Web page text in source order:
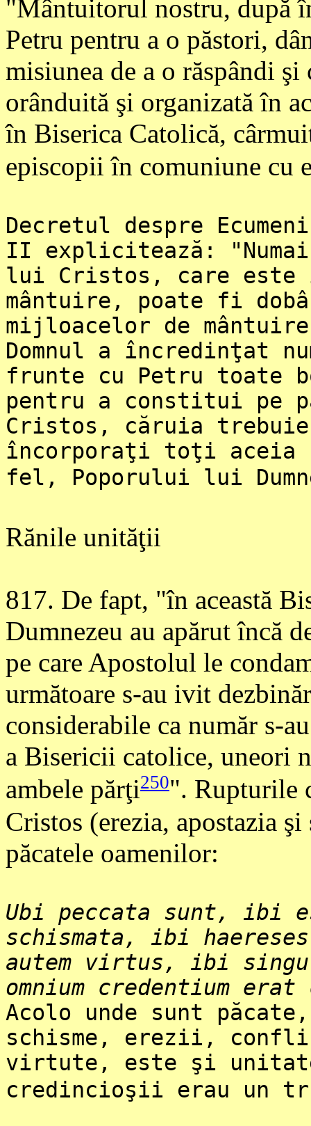
"Mântuitorul nostru, după
Petru pentru a o păstori,
misiunea de a o răspândi
orânduită şi organizată în
în Biserica Catolică,
episcopii în comuniune cu
Decretul despre
II explicitează:
lui Cristos, care este
mântuire, poate fi
mijloacelor de
Domnul a încredinţat
frunte cu Petru toate
pentru a constitui pe
Cristos, căruia
încorporaţi toţi aceia
fel, Poporului lui
Rănile unităţii
817. De fapt, "în această
Dumnezeu au apărut încă
pe care Apostolul le
următoare s-au ivit
considerabile ca număr s-
a Bisericii catolice, uneori
ambele părţi250". Rupturile
Cristos (erezia, apostazia şi
păcatele oamenilor:
Ubi peccata sunt, ibi
schismata, ibi
autem virtus, ibi
omnium credentium
Acolo unde sunt
schisme, erezii,
virtute, este şi
credincioşii erau un